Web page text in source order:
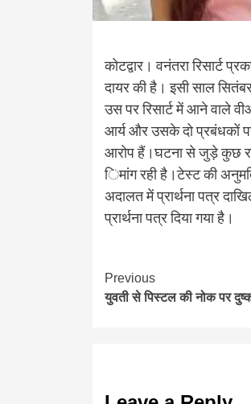
कोटद्वार। वनंतरा रिसार्ट
दायर की है। इसी साल सितंबर
उस पर रिसार्ट में आने वाले
आर्य और उसके दो प्रबंधकों पर
आरोप हैं।घटना से जुड़े कुछ
िमांग रही है।टेस्ट की
अदालत में प्रार्थना पत्र
प्रार्थना पत्र दिया गया है।
Continue
Reading
Previous
युवती से पिस्टल की नोक पर